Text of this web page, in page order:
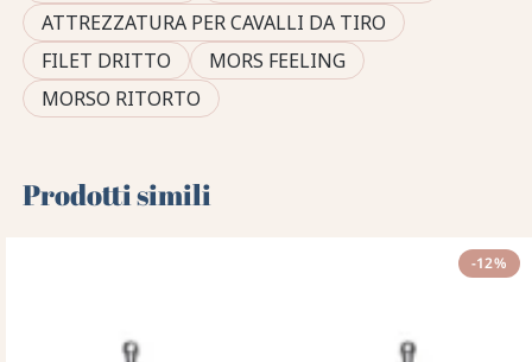
ATTREZZATURA PER CAVALLI DA TIRO
FILET DRITTO
MORS FEELING
MORSO RITORTO
Prodotti simili
-12%